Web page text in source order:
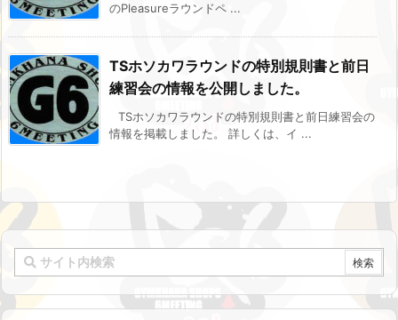
のPleasureラウンドペ ...
TSホソカワラウンドの特別規則書と前日
練習会の情報を公開しました。
TSホソカワラウンドの特別規則書と前日練習会の
情報を掲載しました。 詳しくは、イ ...